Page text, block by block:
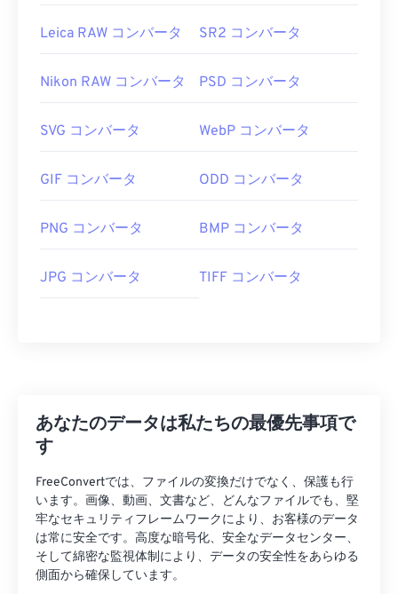
Leica RAW コンバータ SR2 コンバータ
Nikon RAW コンバータ PSD コンバータ
SVG コンバータ WebP コンバータ
GIF コンバータ ODD コンバータ
PNG コンバータ BMP コンバータ
JPG コンバータ TIFF コンバータ
あなたのデータは私たちの最優先事項で
す
FreeConvertでは、ファイルの変換だけでなく、保護も行
います。画像、動画、文書など、どんなファイルでも、堅
牢なセキュリティフレームワークにより、お客様のデータ
は常に安全です。高度な暗号化、安全なデータセンター、
そして綿密な監視体制により、データの安全性をあらゆる
側面から確保しています。